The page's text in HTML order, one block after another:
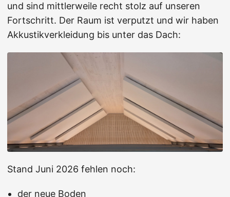
und sind mittlerweile recht stolz auf unseren
Fortschritt. Der Raum ist verputzt und wir haben
Akkustikverkleidung bis unter das Dach:
Stand Juni 2026 fehlen noch:
der neue Boden